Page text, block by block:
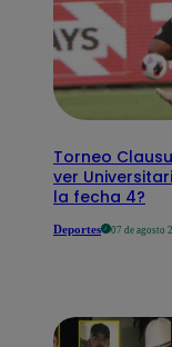
Torneo
ver
la fecha 4?
Deportes 07 de agosto